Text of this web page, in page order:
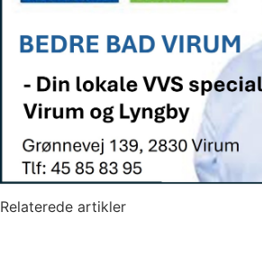
Relaterede artikler